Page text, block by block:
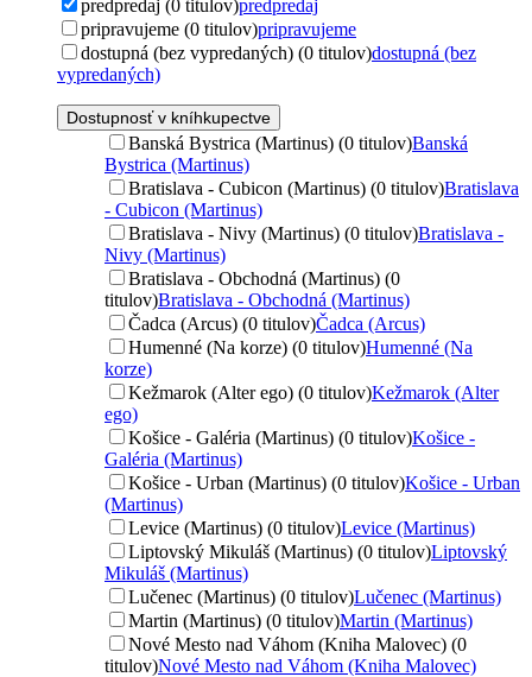
predpredaj (0 titulov)predpredaj
pripravujeme (0 titulov)pripravujeme
dostupná (bez vypredaných) (0 titulov)dostupná (bez
vypredaných)
Dostupnosť v kníhkupectve
Banská Bystrica (Martinus) (0 titulov)Banská
Bystrica (Martinus)
Bratislava - Cubicon (Martinus) (0 titulov)Bratislava
- Cubicon (Martinus)
Bratislava - Nivy (Martinus) (0 titulov)Bratislava -
Nivy (Martinus)
Bratislava - Obchodná (Martinus) (0
titulov)Bratislava - Obchodná (Martinus)
Čadca (Arcus) (0 titulov)Čadca (Arcus)
Humenné (Na korze) (0 titulov)Humenné (Na
korze)
Kežmarok (Alter ego) (0 titulov)Kežmarok (Alter
ego)
Košice - Galéria (Martinus) (0 titulov)Košice -
Galéria (Martinus)
Košice - Urban (Martinus) (0 titulov)Košice - Urban
(Martinus)
Levice (Martinus) (0 titulov)Levice (Martinus)
Liptovský Mikuláš (Martinus) (0 titulov)Liptovský
Mikuláš (Martinus)
Lučenec (Martinus) (0 titulov)Lučenec (Martinus)
Martin (Martinus) (0 titulov)Martin (Martinus)
Nové Mesto nad Váhom (Kniha Malovec) (0
titulov)Nové Mesto nad Váhom (Kniha Malovec)